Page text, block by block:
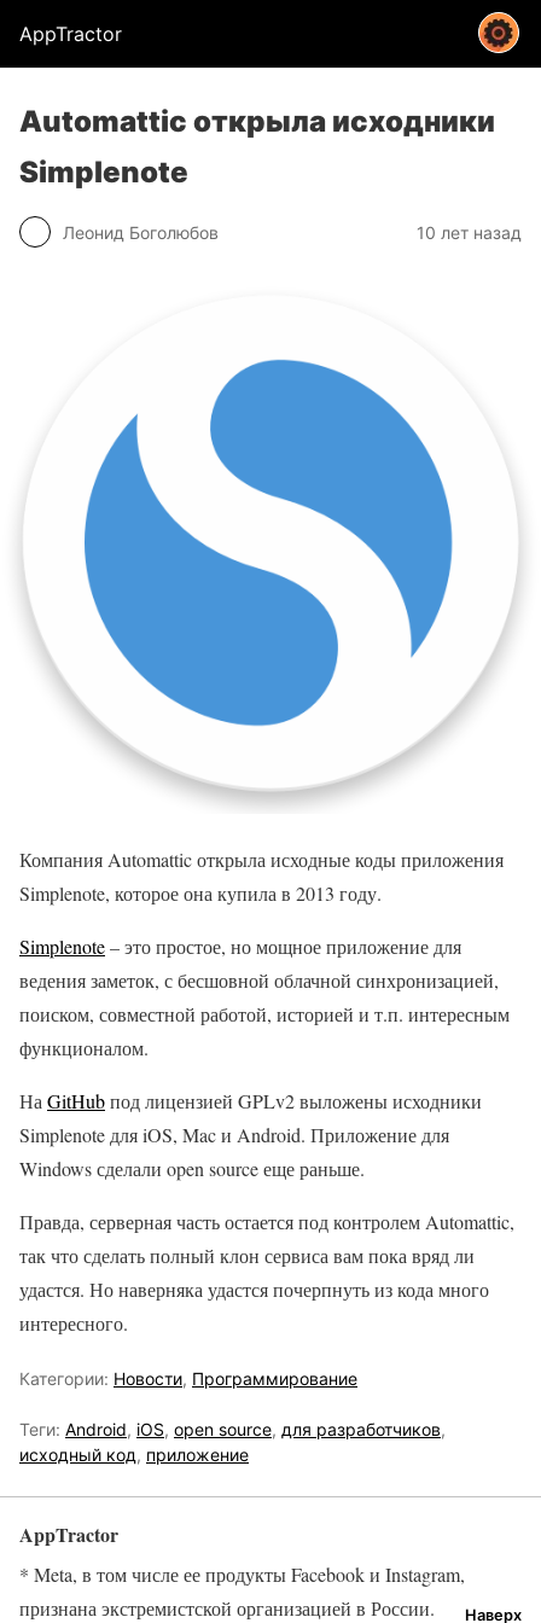
AppTractor
Automattic открыла исходники
Simplenote
Леонид Боголюбов 10 лет назад
Компания Automattic открыла исходные коды приложения
Simplenote, которое она купила в 2013 году.
Simplenote– это простое, но мощное приложение для
ведения заметок, с бесшовной облачной синхронизацией,
поиском, совместной работой, историей и т.п. интересным
функционалом.
На GitHubпод лицензией GPLv2 выложены исходники
Simplenote для iOS, Mac и Android. Приложение для
Windows сделали open source еще раньше.
Правда, серверная часть остается под контролем Automattic,
так что сделать полный клон сервиса вам пока вряд ли
удастся. Но наверняка удастся почерпнуть из кода много
интересного.
Категории: Новости, Программирование
Теги: Android, iOS, open source, для разработчиков,
исходный код, приложение
AppTractor
Наверх
* Meta, в том числе ее продукты Facebook и Instagram,
признана экстремистской организацией в России.